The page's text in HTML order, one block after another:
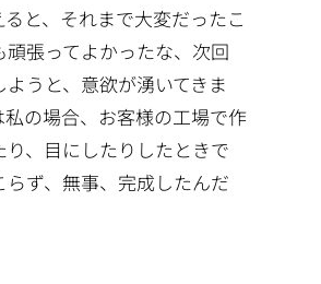
と、それまで大変だったこ
張ってよかったな、次回
うと、意欲が湧いてきま
の場合、お客様の工場で作
、目にしたりしたときで
ず、無事、完成したんだ